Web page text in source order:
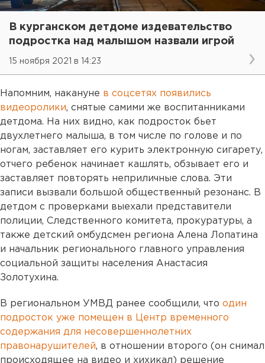
В курганском детдоме издевательство
подростка над малышом назвали игрой
15 ноября 2021 в 14:23
Напомним, накануне в соцсетях появились
видеоролики, снятые самими же воспитанниками
детдома. На них видно, как подросток бьет
двухлетнего малыша, в том числе по голове и по
ногам, заставляет его курить электронную сигарету,
отчего ребенок начинает кашлять, обзывает его и
заставляет повторять неприличные слова. Эти
записи вызвали большой общественный резонанс. В
детдом с проверками выехали представители
полиции, Следственного комитета, прокуратуры, а
также детский омбудсмен региона Алена Лопатина
и начальник регионального главного управления
социальной защиты населения Анастасия
Золотухина.
В региональном УМВД ранее сообщили, что один
подросток уже помещен в Центр временного
содержания для несовершеннолетних
правонарушителей, в отношении второго (он снимал
происходящее на видео и хихикал) решение